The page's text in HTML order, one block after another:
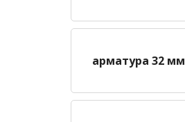
арматура 32 мм